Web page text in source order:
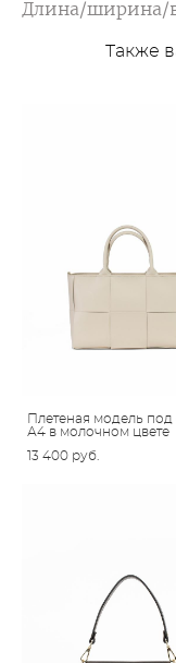
Длина/ширина/
Также
Плетеная модель
А4 в молочном цвете
13 400 pуб.